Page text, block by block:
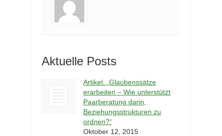
Aktuelle Posts
Artikel: „Glaubenssätze
erarbeiten – Wie unterstützt
Paarberatung darin,
Beziehungsstrukturen zu
ordnen?“
Oktober 12, 2015